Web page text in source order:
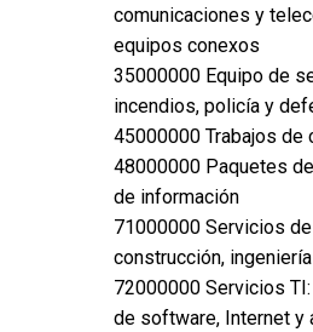
comunicaciones y
equipos conexos
35000000 Equipo de
incendios, policía y
45000000 Trabajos de
48000000 Paquetes
de información
71000000 Servicios
construcción,
72000000 Servicios
de software, Internet y